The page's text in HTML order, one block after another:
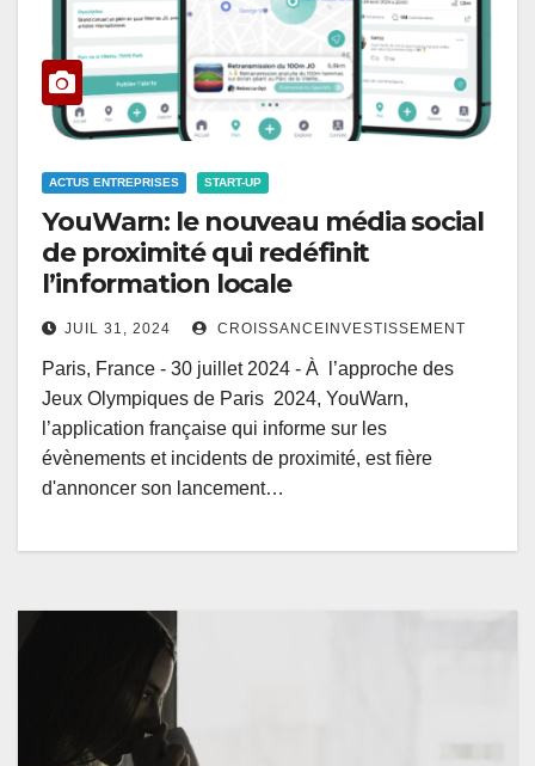
ACTUS ENTREPRISES START-UP
YouWarn: le nouveau média social
de proximité qui redéfinit
l’information locale
JUIL 31, 2024 CROISSANCEINVESTISSEMENT
Paris, France - 30 juillet 2024 - À l’approche des
Jeux Olympiques de Paris 2024, YouWarn,
l’application française qui informe sur les
évènements et incidents de proximité, est fière
d'annoncer son lancement…